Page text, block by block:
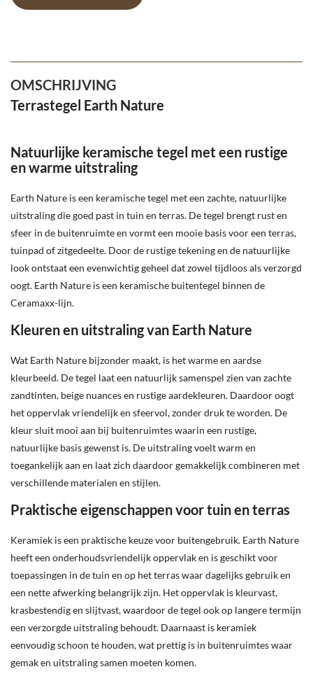
OMSCHRIJVING
Terrastegel Earth Nature
Natuurlijke keramische tegel met een rustige
en warme uitstraling
Earth Nature is een keramische tegel met een zachte, natuurlijke
uitstraling die goed past in tuin en terras. De tegel brengt rust en
sfeer in de buitenruimte en vormt een mooie basis voor een terras,
tuinpad of zitgedeelte. Door de rustige tekening en de natuurlijke
look ontstaat een evenwichtig geheel dat zowel tijdloos als verzorgd
oogt. Earth Nature is een keramische buitentegel binnen de
Ceramaxx-lijn.
Kleuren en uitstraling van Earth Nature
Wat Earth Nature bijzonder maakt, is het warme en aardse
kleurbeeld. De tegel laat een natuurlijk samenspel zien van zachte
zandtinten, beige nuances en rustige aardekleuren. Daardoor oogt
het oppervlak vriendelijk en sfeervol, zonder druk te worden. De
kleur sluit mooi aan bij buitenruimtes waarin een rustige,
natuurlijke basis gewenst is. De uitstraling voelt warm en
toegankelijk aan en laat zich daardoor gemakkelijk combineren met
verschillende materialen en stijlen.
Praktische eigenschappen voor tuin en terras
Keramiek is een praktische keuze voor buitengebruik. Earth Nature
heeft een onderhoudsvriendelijk oppervlak en is geschikt voor
toepassingen in de tuin en op het terras waar dagelijks gebruik en
een nette afwerking belangrijk zijn. Het oppervlak is kleurvast,
krasbestendig en slijtvast, waardoor de tegel ook op langere termijn
een verzorgde uitstraling behoudt. Daarnaast is keramiek
eenvoudig schoon te houden, wat prettig is in buitenruimtes waar
gemak en uitstraling samen moeten komen.